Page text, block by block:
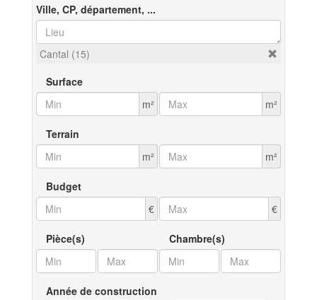
Ville, CP, département, ...
Cantal (15)
Surface
m²
m²
Terrain
m²
m²
Budget
€
€
Pièce(s) Chambre(s)
Année de construction